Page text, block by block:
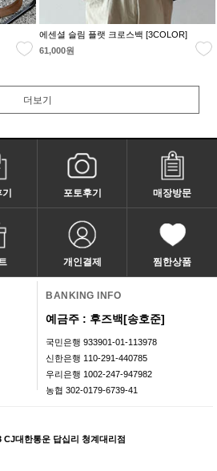
에센셜 슬림 플랫 크로스백 [3COLOR]
61,000원
더보기
기 포토후기 매장방문
개인결제 찜한상품
BANKING INFO
예금주 : 후즈백[송호준]
국민은행 933901-01-113978
신한은행 110-291-440785
우리은행 1002-247-947982
농협 302-0179-6739-41
대한통운 답십리 청계대리점